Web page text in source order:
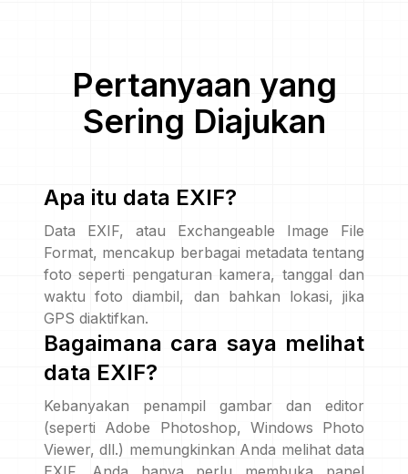
Pertanyaan yang
Sering Diajukan
Apa itu data EXIF?
Data EXIF, atau Exchangeable Image File
Format, mencakup berbagai metadata tentang
foto seperti pengaturan kamera, tanggal dan
waktu foto diambil, dan bahkan lokasi, jika
GPS diaktifkan.
Bagaimana cara saya melihat
data EXIF?
Kebanyakan penampil gambar dan editor
(seperti Adobe Photoshop, Windows Photo
Viewer, dll.) memungkinkan Anda melihat data